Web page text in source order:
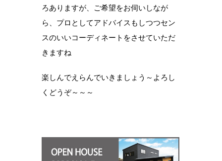
ろありますが、ご希望をお伺いしなが
ら、プロとしてアドバイスもしつつセン
スのいいコーディネートをさせていただ
きますね
楽しんでえらんでいきましょう～よろし
くどうぞ～～～